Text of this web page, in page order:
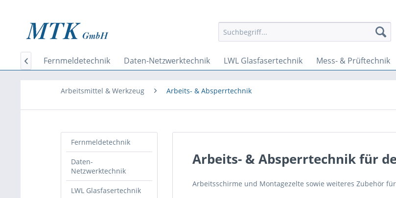
Home Fernmeldetechnik Daten-Netzwerktechnik LWL Glasfasertechnik Mess- & Prüftechnik

Arbeitsmittel & Werkzeug Arbeits- & Absperrtechnik
Fernmeldetechnik
Daten-
Netzwerktechnik
LWL Glasfasertechnik
Arbeits- & Absperrtechnik für
Arbeitsschirme und Montagezelte sowie weiteres Zubehör